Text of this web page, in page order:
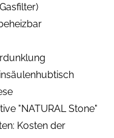
"NATURAL Stone"
Kosten der